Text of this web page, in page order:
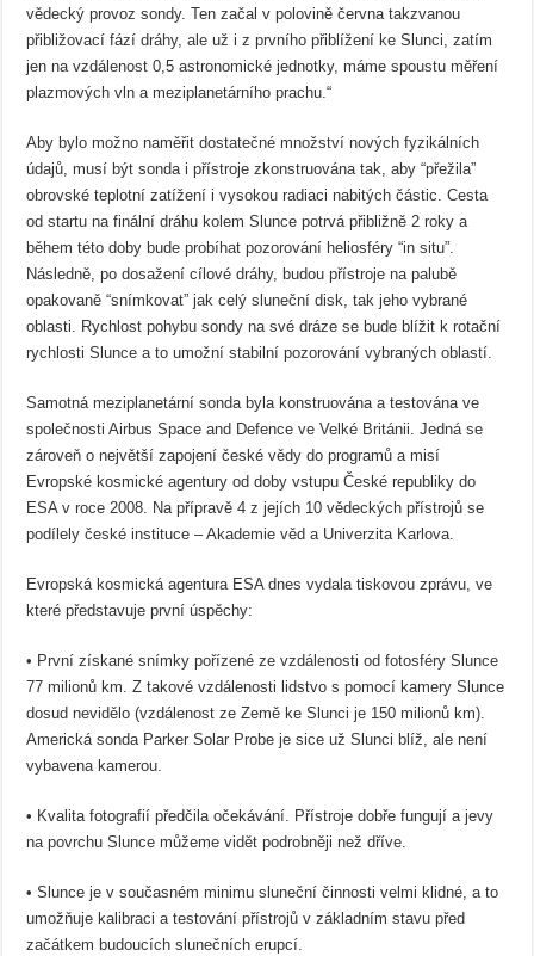
vědecký provoz sondy. Ten začal v polovině června takzvanou
přibližovací fází dráhy, ale už i z prvního přiblížení ke Slunci, zatím
jen na vzdálenost 0,5 astronomické jednotky, máme spoustu měření
plazmových vln a meziplanetárního prachu.“
Aby bylo možno naměřit dostatečné množství nových fyzikálních
údajů, musí být sonda i přístroje zkonstruována tak, aby “přežila”
obrovské teplotní zatížení i vysokou radiaci nabitých částic. Cesta
od startu na finální dráhu kolem Slunce potrvá přibližně 2 roky a
během této doby bude probíhat pozorování heliosféry “in situ”.
Následně, po dosažení cílové dráhy, budou přístroje na palubě
opakovaně “snímkovat” jak celý sluneční disk, tak jeho vybrané
oblasti. Rychlost pohybu sondy na své dráze se bude blížit k rotační
rychlosti Slunce a to umožní stabilní pozorování vybraných oblastí.
Samotná meziplanetární sonda byla konstruována a testována ve
společnosti Airbus Space and Defence ve Velké Británii. Jedná se
zároveň o největší zapojení české vědy do programů a misí
Evropské kosmické agentury od doby vstupu České republiky do
ESA v roce 2008. Na přípravě 4 z jejích 10 vědeckých přístrojů se
podílely české instituce – Akademie věd a Univerzita Karlova.
Evropská kosmická agentura ESA dnes vydala tiskovou zprávu, ve
které představuje první úspěchy:
• První získané snímky pořízené ze vzdálenosti od fotosféry Slunce
77 milionů km. Z takové vzdálenosti lidstvo s pomocí kamery Slunce
dosud nevidělo (vzdálenost ze Země ke Slunci je 150 milionů km).
Americká sonda Parker Solar Probe je sice už Slunci blíž, ale není
vybavena kamerou.
• Kvalita fotografií předčila očekávání. Přístroje dobře fungují a jevy
na povrchu Slunce můžeme vidět podrobněji než dříve.
• Slunce je v současném minimu sluneční činnosti velmi klidné, a to
umožňuje kalibraci a testování přístrojů v základním stavu před
začátkem budoucích slunečních erupcí.